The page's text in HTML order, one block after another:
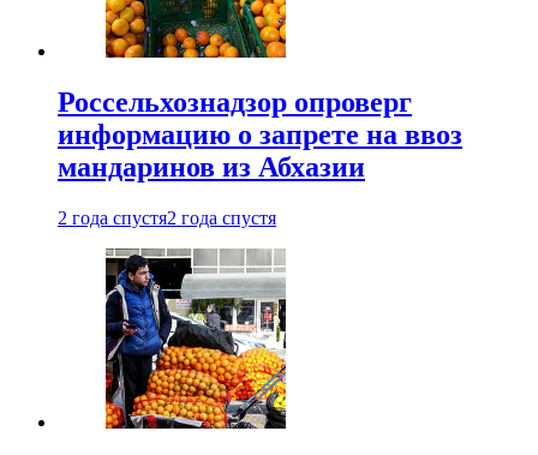
Россельхознадзор опроверг
информацию о запрете на ввоз
мандаринов из Абхазии
2 года спустя2 года спустя